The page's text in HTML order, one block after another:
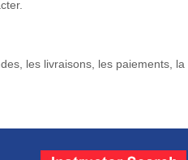
les livraisons, les paiements, la